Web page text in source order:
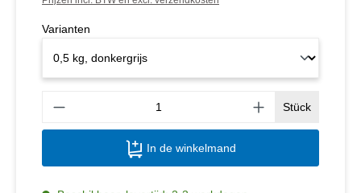
Varianten
Stück
In de winkelmand